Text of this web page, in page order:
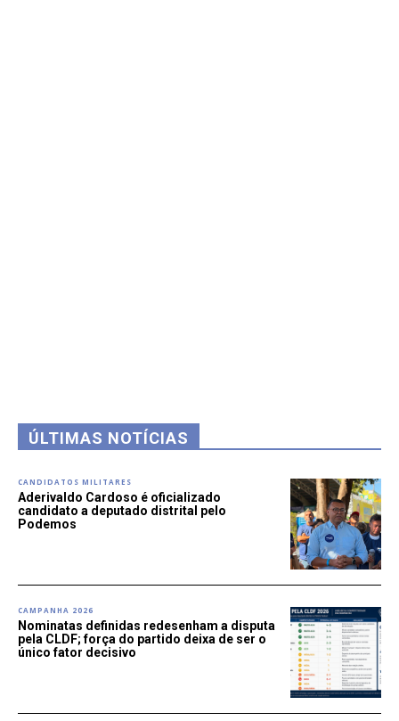
ÚLTIMAS NOTÍCIAS
CANDIDATOS MILITARES
Aderivaldo Cardoso é oficializado
candidato a deputado distrital pelo
Podemos
CAMPANHA 2026
Nominatas definidas redesenham a disputa
pela CLDF; força do partido deixa de ser o
único fator decisivo